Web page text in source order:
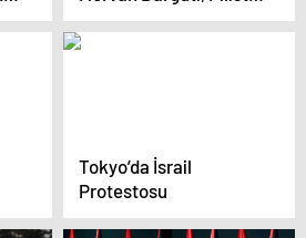
Yönetimi’nin başına
geçebilir mi?
Tokyo’da İsrail
Protestosu